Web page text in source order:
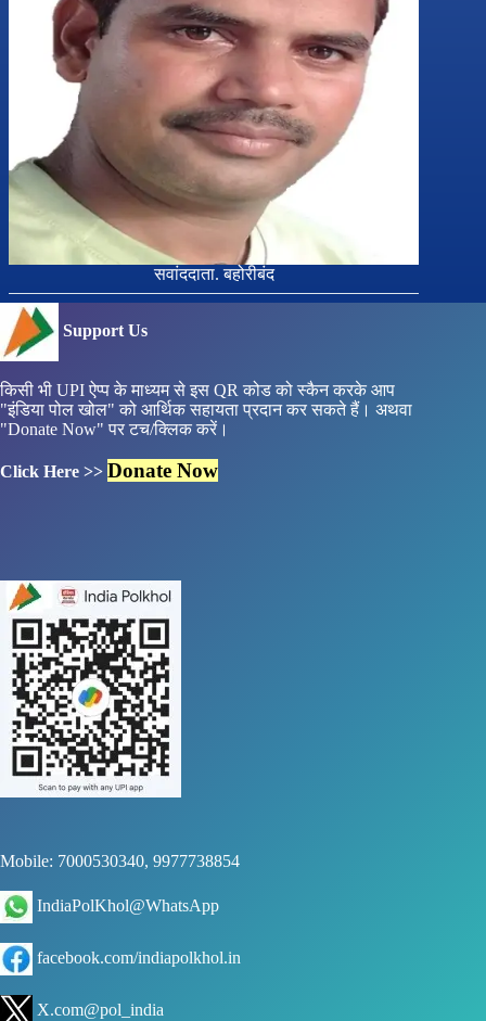
सवांददाता. बहोरीबंद
Support Us
किसी भी UPI ऐप्प के माध्यम से इस QR कोड को स्कैन करके आप
"इंडिया पोल खोल" को आर्थिक सहायता प्रदान कर सकते हैं। अथवा
"Donate Now" पर टच/क्लिक करें।
Click Here >> Donate Now
Mobile: 7000530340, 9977738854
IndiaPolKhol@WhatsApp
facebook.com/indiapolkhol.in
X.com@pol_india